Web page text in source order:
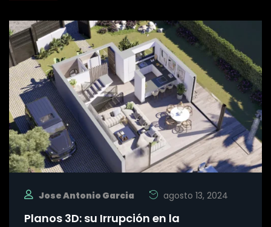
Jose Antonio Garcia agosto 13, 2024
Planos 3D: su Irrupción en la